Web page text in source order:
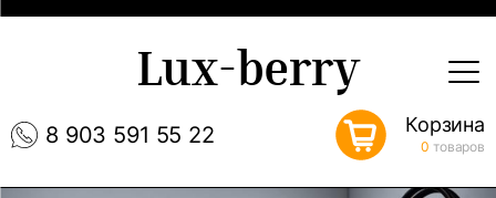
8 903 591 55 22
Lux-berry
Корзина
0 товаров